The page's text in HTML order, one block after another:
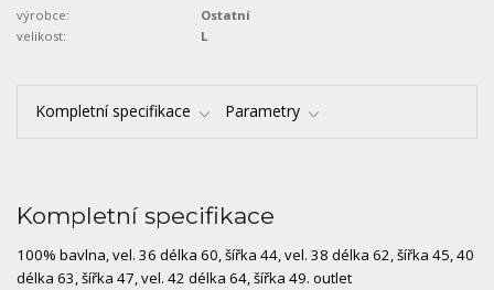
výrobce:
Ostatní
velikost:
L
Kompletní specifikace Parametry
Kompletní specifikace
100% bavlna, vel. 36 délka 60, šířka 44, vel. 38 délka 62, šířka 45, 40
délka 63, šířka 47, vel. 42 délka 64, šířka 49. outlet